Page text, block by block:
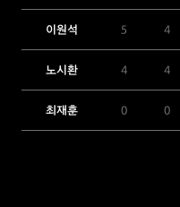
이원석 5 4
노시환 4 4
최재훈 0 0